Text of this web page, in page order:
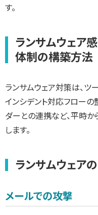
す。
ランサムウェア
体制の構築方法
ランサムウェア対策は、ツ
インシデント対応フロー
ダーとの連携など、平時
します。
ランサムウェア
メールでの攻撃